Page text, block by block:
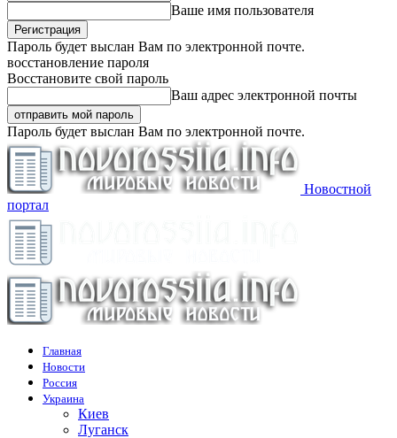
Ваше имя пользователя
Пароль будет выслан Вам по электронной почте.
восстановление пароля
Восстановите свой пароль
Ваш адрес электронной почты
Пароль будет выслан Вам по электронной почте.
Новостной
портал
Главная
Новости
Россия
Украина
Киев
Луганск